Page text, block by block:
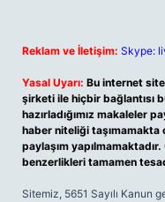
Reklam ve İletişim: Skype:
Yasal Uyarı: Bu internet
şirketi ile hiçbir bağlantısı
hazırladığımız makaleler
haber niteliği taşımamakta
paylaşım
benzerlikleri tamamen
Sitemiz, 5651 Sayılı Kanun